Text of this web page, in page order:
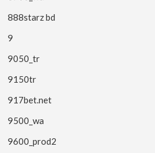
888starz bd
9
9050_tr
9150tr
917bet.net
9500_wa
9600_prod2